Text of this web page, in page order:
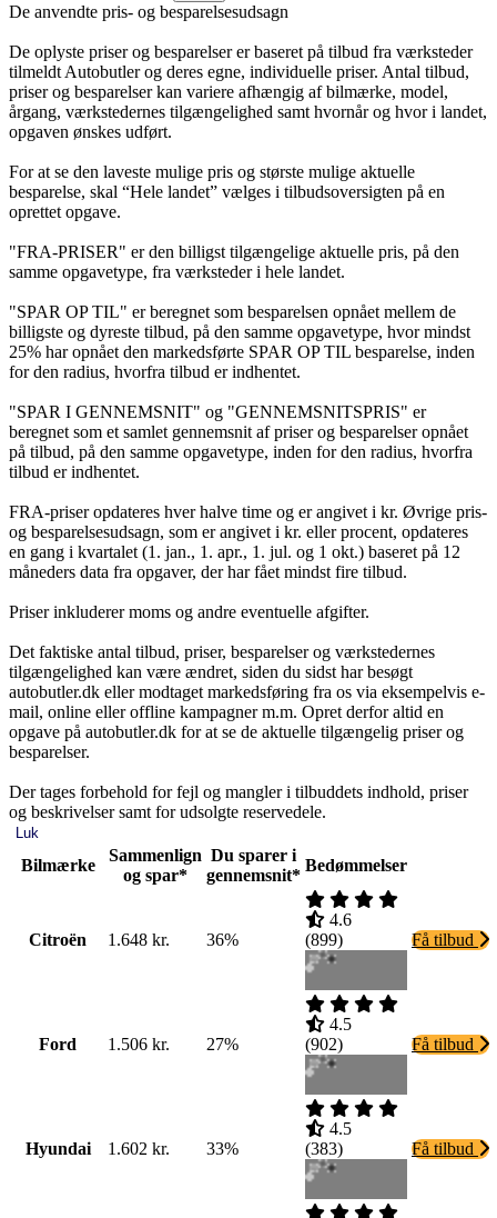
De anvendte pris- og besparelsesudsagn
De oplyste priser og besparelser er baseret på tilbud fra værksteder
tilmeldt Autobutler og deres egne, individuelle priser. Antal tilbud,
priser og besparelser kan variere afhængig af bilmærke, model,
årgang, værkstedernes tilgængelighed samt hvornår og hvor i landet,
opgaven ønskes udført.
For at se den laveste mulige pris og største mulige aktuelle
besparelse, skal “Hele landet” vælges i tilbudsoversigten på en
oprettet opgave.
"FRA-PRISER" er den billigst tilgængelige aktuelle pris, på den
samme opgavetype, fra værksteder i hele landet.
"SPAR OP TIL" er beregnet som besparelsen opnået mellem de
billigste og dyreste tilbud, på den samme opgavetype, hvor mindst
25% har opnået den markedsførte SPAR OP TIL besparelse, inden
for den radius, hvorfra tilbud er indhentet.
"SPAR I GENNEMSNIT" og "GENNEMSNITSPRIS" er
beregnet som et samlet gennemsnit af priser og besparelser opnået
på tilbud, på den samme opgavetype, inden for den radius, hvorfra
tilbud er indhentet.
FRA-priser opdateres hver halve time og er angivet i kr. Øvrige pris-
og besparelsesudsagn, som er angivet i kr. eller procent, opdateres
en gang i kvartalet (1. jan., 1. apr., 1. jul. og 1 okt.) baseret på 12
måneders data fra opgaver, der har fået mindst fire tilbud.
Priser inkluderer moms og andre eventuelle afgifter.
Det faktiske antal tilbud, priser, besparelser og værkstedernes
tilgængelighed kan være ændret, siden du sidst har besøgt
autobutler.dk eller modtaget markedsføring fra os via eksempelvis e-
mail, online eller offline kampagner m.m. Opret derfor altid en
opgave på autobutler.dk for at se de aktuelle tilgængelig priser og
besparelser.
Der tages forbehold for fejl og mangler i tilbuddets indhold, priser
og beskrivelser samt for udsolgte reservedele.
Luk
Bilmærke
Sammenlign
og spar*
Du sparer i
gennemsnit*
Bedømmelser
Citroën 1.648 kr. 36%
4.6
(899) Få tilbud
Ford 1.506 kr. 27%
4.5
(902) Få tilbud
Hyundai 1.602 kr. 33%
4.5
(383) Få tilbud